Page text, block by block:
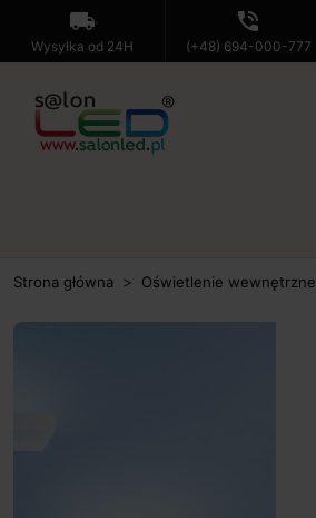
local_shipping
Wysyłka od 24H
phone_in_talk
(+48) 694-000-777
Strona główna Oświetlenie wewnętrzne